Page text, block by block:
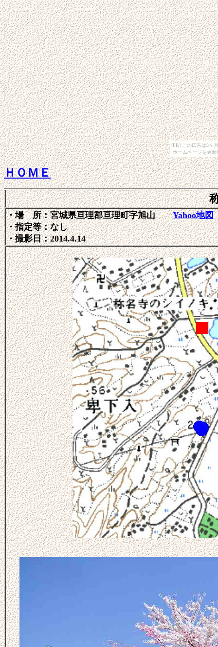
[PR] この広告は3ヶ
ホームページを更
ＨＯＭＥ
・場 所：宮城県亘理郡亘理町字旭山Yahoo地図
・指定等：なし
・撮影日：2014.4.14